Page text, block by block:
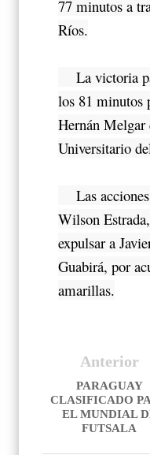
77 minutos a
Ríos.
La victoria
los 81 minutos
Hernán Melgar
Universitario
Las
Wilson
expulsar a
Guabirá, por
amarillas.
Anterior
PARAGUAY
CLASIFICADO
EL MUNDIAL
FUTSALA